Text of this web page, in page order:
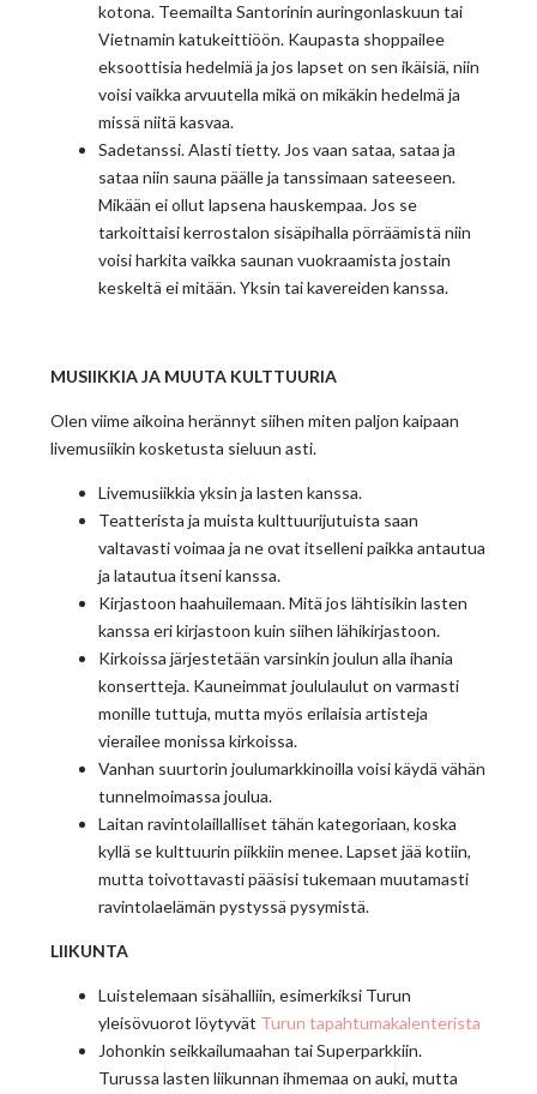
kotona. Teemailta Santorinin auringonlaskuun tai
Vietnamin katukeittiöön. Kaupasta shoppailee
eksoottisia hedelmiä ja jos lapset on sen ikäisiä, niin
voisi vaikka arvuutella mikä on mikäkin hedelmä ja
missä niitä kasvaa.
Sadetanssi. Alasti tietty. Jos vaan sataa, sataa ja
sataa niin sauna päälle ja tanssimaan sateeseen.
Mikään ei ollut lapsena hauskempaa. Jos se
tarkoittaisi kerrostalon sisäpihalla pörräämistä niin
voisi harkita vaikka saunan vuokraamista jostain
keskeltä ei mitään. Yksin tai kavereiden kanssa.
MUSIIKKIA JA MUUTA KULTTUURIA
Olen viime aikoina herännyt siihen miten paljon kaipaan
livemusiikin kosketusta sieluun asti.
Livemusiikkia yksin ja lasten kanssa.
Teatterista ja muista kulttuurijutuista saan
valtavasti voimaa ja ne ovat itselleni paikka antautua
ja latautua itseni kanssa.
Kirjastoon haahuilemaan. Mitä jos lähtisikin lasten
kanssa eri kirjastoon kuin siihen lähikirjastoon.
Kirkoissa järjestetään varsinkin joulun alla ihania
konsertteja. Kauneimmat joululaulut on varmasti
monille tuttuja, mutta myös erilaisia artisteja
vierailee monissa kirkoissa.
Vanhan suurtorin joulumarkkinoilla voisi käydä vähän
tunnelmoimassa joulua.
Laitan ravintolaillalliset tähän kategoriaan, koska
kyllä se kulttuurin piikkiin menee. Lapset jää kotiin,
mutta toivottavasti pääsisi tukemaan muutamasti
ravintolaelämän pystyssä pysymistä.
LIIKUNTA
Luistelemaan sisähalliin, esimerkiksi Turun
yleisövuorot löytyvät Turun tapahtumakalenterista
Johonkin seikkailumaahan tai Superparkkiin.
Turussa lasten liikunnan ihmemaa on auki, mutta